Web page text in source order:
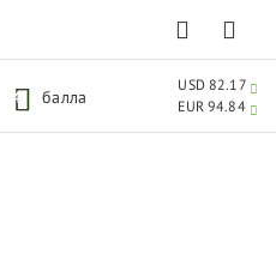
4 балла
USD 82.17
EUR 94.84